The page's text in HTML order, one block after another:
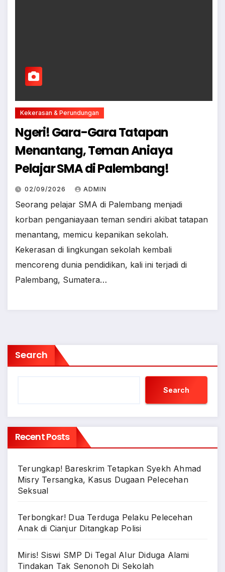
Kekerasan & Perundungan
Ngeri! Gara-Gara Tatapan
Menantang, Teman Aniaya
Pelajar SMA di Palembang!
02/09/2026 ADMIN
Seorang pelajar SMA di Palembang menjadi
korban penganiayaan teman sendiri akibat tatapan
menantang, memicu kepanikan sekolah.
Kekerasan di lingkungan sekolah kembali
mencoreng dunia pendidikan, kali ini terjadi di
Palembang, Sumatera…
Search
Search
Recent Posts
Terungkap! Bareskrim Tetapkan Syekh Ahmad
Misry Tersangka, Kasus Dugaan Pelecehan
Seksual
Terbongkar! Dua Terduga Pelaku Pelecehan
Anak di Cianjur Ditangkap Polisi
Miris! Siswi SMP Di Tegal Alur Diduga Alami
Tindakan Tak Senonoh Di Sekolah